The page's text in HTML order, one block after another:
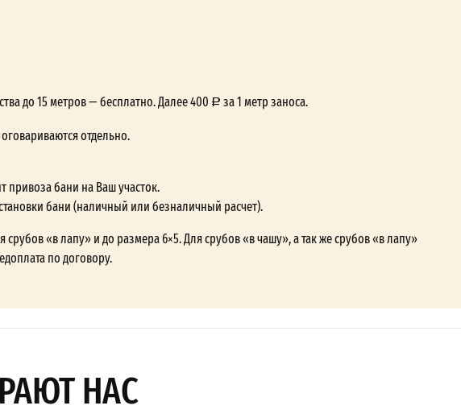
до 15 метров — бесплатно. Далее 400
за 1 метр заноса.
отдельно.
привоза бани на Ваш участок.
бани (наличный или безналичный расчет).
срубов «в лапу» и до размера 6×5. Для срубов «в чашу», а так же срубов «в лапу»
по договору.
НАС